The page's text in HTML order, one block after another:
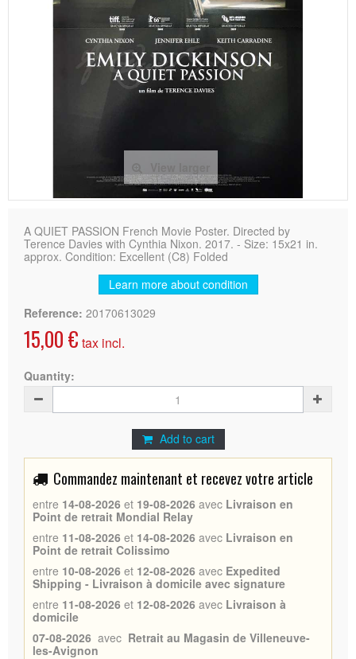
A QUIET PASSION French Movie Poster. Directed by
Terence Davies with Cynthia Nixon. 2017. - Size: 15x21 in.
approx. Condition: Excellent (C8) Folded
Learn more about condition
Reference: 20170613029
15,00 € tax incl.
Quantity:
Add to cart
Commandez maintenant et recevez votre article
entre 14-08-2026 et 19-08-2026 avec Livraison en
Point de retrait Mondial Relay
entre 11-08-2026 et 14-08-2026 avec Livraison en
Point de retrait Colissimo
entre 10-08-2026 et 12-08-2026 avec Expedited
Shipping - Livraison à domicile avec signature
entre 11-08-2026 et 12-08-2026 avec Livraison à
domicile
07-08-2026 avec Retrait au Magasin de Villeneuve-
les-Avignon